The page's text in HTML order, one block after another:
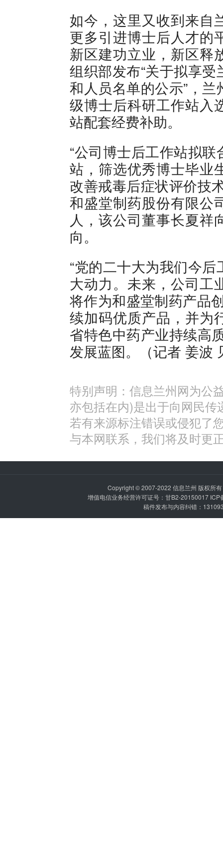
如今，这里又收到来
更多引进博士后人才的
新区建功立业，新区释
组织部发布“关于拟享
和人员名单的公示”，
级博士后科研工作站入
站配套经费补助。
“公司博士后工作站拟
站，筛选优秀博士毕业
改善戒毒后症状评价技
和盛堂制药股份有限公
人，该公司董事长夏祥
向。
“党的二十大为我们今
大动力。未来，公司工
将作为和盛堂制药产品
续加码优质产品，并为
省特色中药产业持续高
发展蓝图。（记者 姜波
特别声明：信息兰州网为公
亦包括在内)是出于向网民
若有来源标注错误或侵犯了
与本网联系，我们将及时更
Copyright © 2007-2022 信息兰州 版权所
增值电信业务经营许可证号：甘B2-20150017 ICP
稿件发布与内容纠错：